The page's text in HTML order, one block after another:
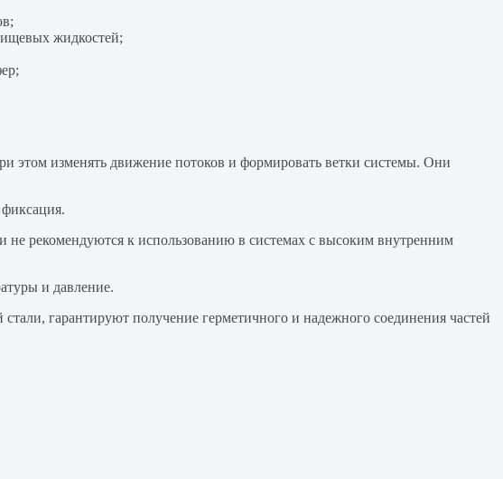
жидкостей;
этом изменять движение потоков и формировать ветки системы. Они
рекомендуются к использованию в системах с высоким внутренним
и давление.
гарантируют получение герметичного и надежного соединения частей